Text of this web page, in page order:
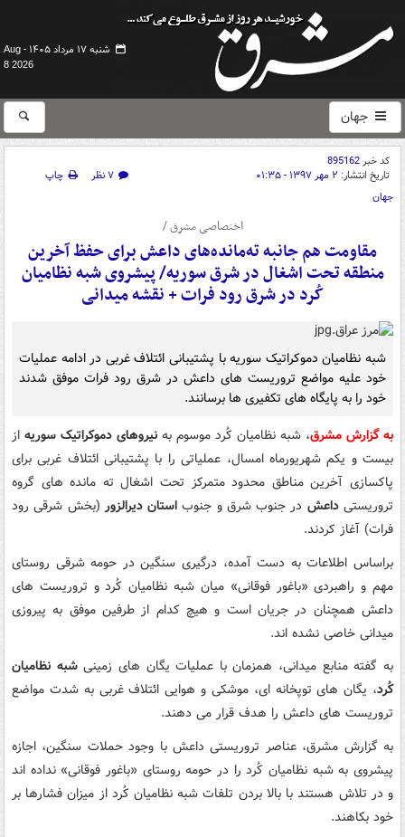
شنبه ۱۷ مرداد ۱۴۰۵ -
Aug
8 2026
جهان
کد خبر895162
تاریخ انتشار: ۲ مهر ۱۳۹۷ - ۰۱:۳۵ ۷ نظر
چاپ
جهان
اختصاصی مشرق /
مقاومت هم جانبه ته‌مانده‌های داعش برای حفظ آخرین
منطقه تحت اشغال در شرق سوریه/ پیشروی شبه نظامیان
کُرد در شرق رود فرات + نقشه میدانی
شبه نظامیان دموکراتیک سوریه با پشتیبانی ائتلاف غربی در ادامه عملیات
خود علیه مواضع تروریست های داعش در شرق رود فرات موفق شدند
خود را به پایگاه های تکفیری ها برسانند.
به گزارش مشرق، شبه نظامیان کُرد موسوم به نیروهای دموکراتیک سوریه از
بیست و یکم شهریورماه امسال، عملیاتی را با پشتیبانی ائتلاف غربی برای
پاکسازی آخرین مناطق محدود متمرکز تحت اشغال ته مانده های گروه
تروریستیداعش در جنوب شرق و جنوب استان دیرالزور (بخش شرقی رود
فرات) آغاز کردند.
براساس اطلاعات به دست آمده، درگیری سنگین در حومه شرقی روستای
مهم و راهبردی «باغور فوقانی» میان شبه نظامیان کُرد و تروریست های
داعش همچنان در جریان است و هیچ کدام از طرفین موفق به پیروزی
میدانی خاصی نشده اند.
به گفته منابع میدانی، همزمان با عملیات یگان های زمینیشبه نظامیان
کُرد، یگان های توپخانه ای، موشکی و هوایی ائتلاف غربی به شدت مواضع
تروریست های داعش را هدف قرار می دهند.
به گزارش مشرق، عناصر تروریستی داعش با وجود حملات سنگین، اجازه
پیشروی به شبه نظامیان کُرد را در حومه روستای «باغور فوقانی» نداده اند
و در تلاش هستند با بالا بردن تلفات شبه نظامیان کُرد از میزان فشارها بر
خود بکاهند.